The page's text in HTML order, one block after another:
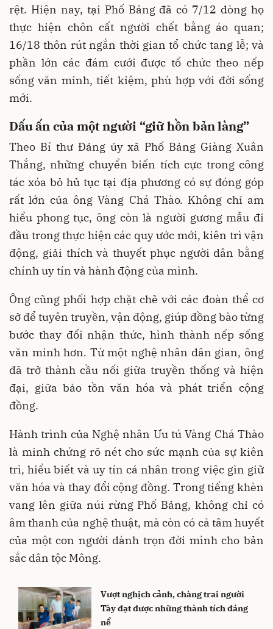
rệt. Hiện nay, tại Phố Bảng đã có 7/12 dòng họ
thực hiện chôn cất người chết bằng áo quan;
16/18 thôn rút ngắn thời gian tổ chức tang lễ; và
phần lớn các đám cưới được tổ chức theo nếp
sống văn minh, tiết kiệm, phù hợp với đời sống
mới.
Dấu ấn của một người “giữ hồn bản làng”
Theo Bí thư Đảng ủy xã Phố Bảng Giàng Xuân
Thắng, những chuyển biến tích cực trong công
tác xóa bỏ hủ tục tại địa phương có sự đóng góp
rất lớn của ông Vàng Chá Thào. Không chỉ am
hiểu phong tục, ông còn là người gương mẫu đi
đầu trong thực hiện các quy ước mới, kiên trì vận
động, giải thích và thuyết phục người dân bằng
chính uy tín và hành động của mình.
Ông cũng phối hợp chặt chẽ với các đoàn thể cơ
sở để tuyên truyền, vận động, giúp đồng bào từng
bước thay đổi nhận thức, hình thành nếp sống
văn minh hơn. Từ một nghệ nhân dân gian, ông
đã trở thành cầu nối giữa truyền thống và hiện
đại, giữa bảo tồn văn hóa và phát triển cộng
đồng.
Hành trình của Nghệ nhân Ưu tú Vàng Chá Thào
là minh chứng rõ nét cho sức mạnh của sự kiên
trì, hiểu biết và uy tín cá nhân trong việc gìn giữ
văn hóa và thay đổi cộng đồng. Trong tiếng khèn
vang lên giữa núi rừng Phố Bảng, không chỉ có
âm thanh của nghệ thuật, mà còn có cả tâm huyết
của một con người dành trọn đời mình cho bản
sắc dân tộc Mông.
Vượt nghịch cảnh, chàng trai người
Tày đạt được những thành tích đáng
nể